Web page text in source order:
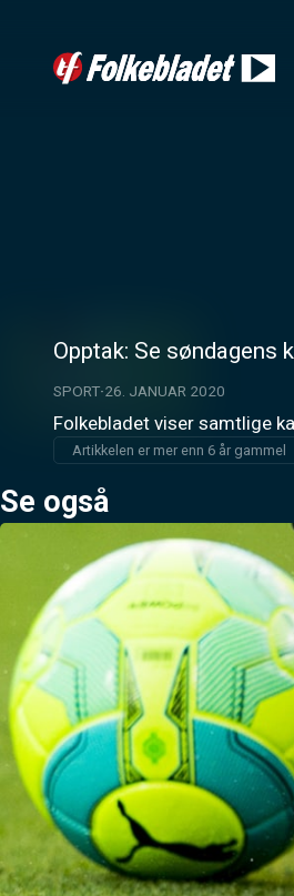
Opptak: Se søndagens
SPORT 26. JANUAR 2020
Folkebladet viser samtlige
Artikkelen er mer enn 6 år gammel
Se også